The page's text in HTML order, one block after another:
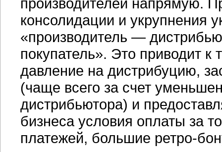
консолидации и укрупнения
«производитель —
покупатель». Это приводит к
давление на дистрибуцию,
(чаще всего за счет
дистрибьютора) и
бизнеса условия оплаты за
платежей, большие ретро-